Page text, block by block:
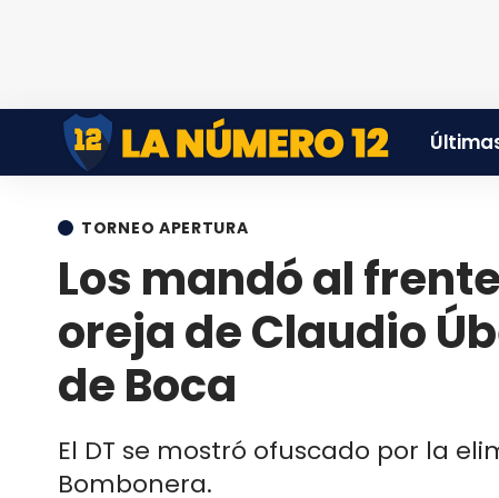
TORNEO APERTURA
Los mandó al
oreja de Claudio
de Boca
El DT se mostró ofuscado por la
Bombonera.